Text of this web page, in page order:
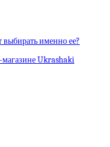
выбирать именно ее?
Ukrashaki